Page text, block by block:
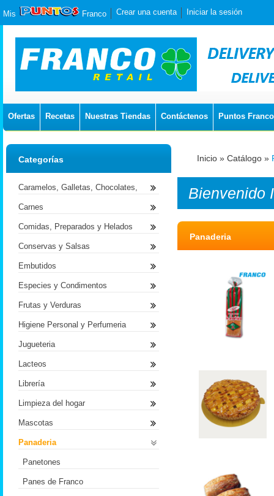
Mis Franco Crear una cuenta Iniciar la sesión
Ofertas Recetas Nuestras Tiendas Contáctenos Puntos Franco
Inicio » Catálogo »
Bienvenido
Panaderia
Categorías
Caramelos, Galletas, Chocolates,
Carnes
Comidas, Preparados y Helados
Conservas y Salsas
Embutidos
Especies y Condimentos
Frutas y Verduras
Higiene Personal y Perfumeria
Jugueteria
Lacteos
Librería
Limpieza del hogar
Mascotas
Panaderia
Panetones
Panes de Franco